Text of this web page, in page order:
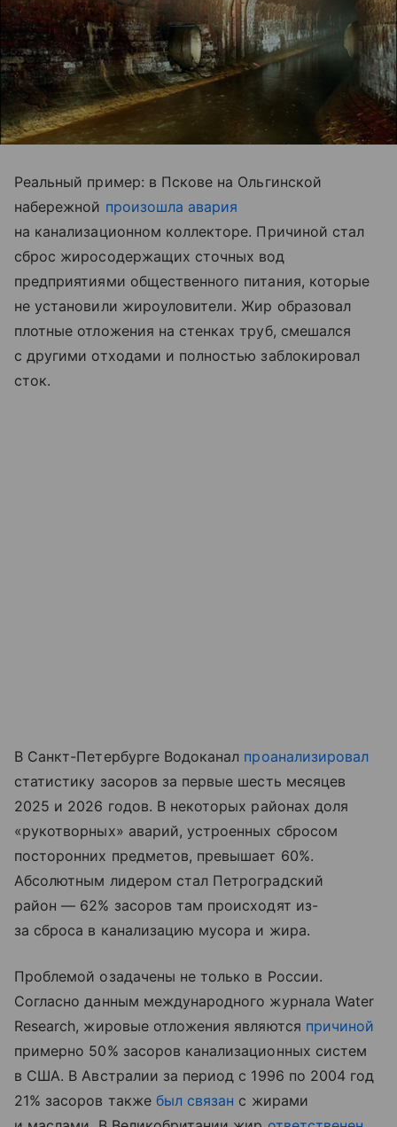
Реальный пример: в Пскове на Ольгинской
набережной произошла авария
на канализационном коллекторе. Причиной стал
сброс жиросодержащих сточных вод
предприятиями общественного питания, которые
не установили жироуловители. Жир образовал
плотные отложения на стенках труб, смешался
с другими отходами и полностью заблокировал
сток.
В Санкт-Петербурге Водоканал проанализировал
статистику засоров за первые шесть месяцев
2025 и 2026 годов. В некоторых районах доля
«рукотворных» аварий, устроенных сбросом
посторонних предметов, превышает 60%.
Абсолютным лидером стал Петроградский
район — 62% засоров там происходят из-
за сброса в канализацию мусора и жира.
Проблемой озадачены не только в России.
Согласно данным международного журнала Water
Research, жировые отложения являются причиной
примерно 50% засоров канализационных систем
в США. В Австралии за период с 1996 по 2004 год
21% засоров также был связан с жирами